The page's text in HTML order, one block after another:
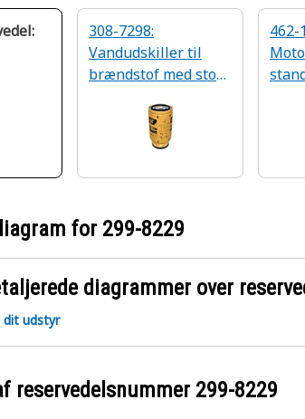
308-7298:
Vandudskiller til
brændstof med stor
462-
for 299-8229
diagrammer over
dit udstyr
reservedelsnummer 299-8229